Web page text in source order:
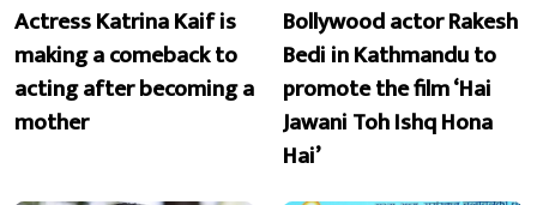
Actress Katrina Kaif is
making a comeback to
acting after becoming a
mother
Bollywood actor Rakesh
Bedi in Kathmandu to
promote the film ‘Hai
Jawani Toh Ishq Hona
Hai’